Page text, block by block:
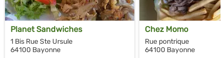
Planet Sandwiches
1 Bis Rue Ste Ursule
64100 Bayonne
Chez Momo
Rue pontrique
64100 Bayonne